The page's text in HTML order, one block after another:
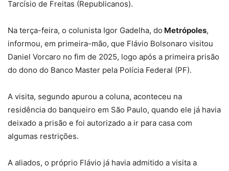
Tarcísio de Freitas (Republicanos).
Na terça-feira, o colunista Igor Gadelha, do Metrópoles,
informou, em primeira-mão, que Flávio Bolsonaro visitou
Daniel Vorcaro no fim de 2025, logo após a primeira prisão
do dono do Banco Master pela Polícia Federal (PF).
A visita, segundo apurou a coluna, aconteceu na
residência do banqueiro em São Paulo, quando ele já havia
deixado a prisão e foi autorizado a ir para casa com
algumas restrições.
A aliados, o próprio Flávio já havia admitido a visita a